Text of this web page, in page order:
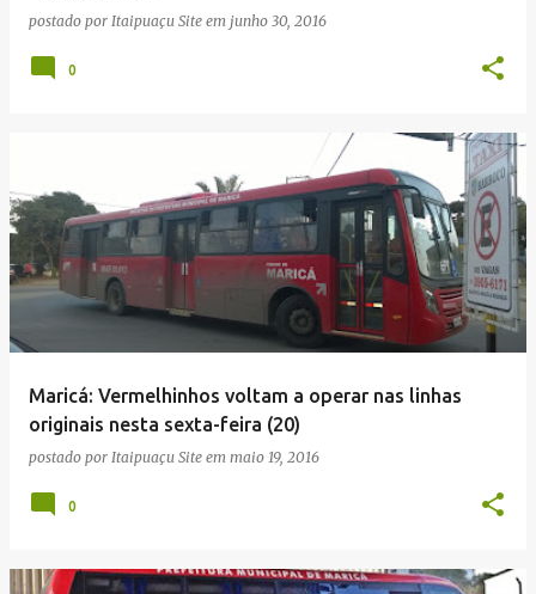
postado por Itaipuaçu Site em junho 30, 2016
0
Maricá: Vermelhinhos voltam a operar nas linhas
originais nesta sexta-feira (20)
postado por Itaipuaçu Site em maio 19, 2016
0